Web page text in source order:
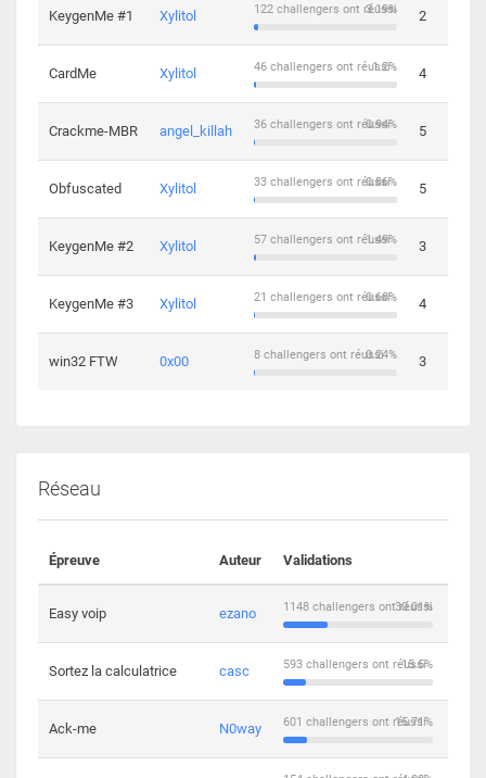
KeygenMe #1 Xylitol 3.19%
122 challengers ont réussi 2
CardMe Xylitol 1.2%
46 challengers ont réussi 4
Crackme-MBR angel_killah 0.94%
36 challengers ont réussi 5
Obfuscated Xylitol 0.86%
33 challengers ont réussi 5
KeygenMe #2 Xylitol 1.49%
57 challengers ont réussi 3
KeygenMe #3 Xylitol 0.68%
21 challengers ont réussi 4
win32 FTW 0x00 0.24%
8 challengers ont réussi 3
Réseau
Épreuve Auteur Validations
Easy voip ezano 30.01%
1148 challengers ont réussi
Sortez la calculatrice casc 15.5%
593 challengers ont réussi
Ack-me N0way 15.71%
601 challengers ont réussi